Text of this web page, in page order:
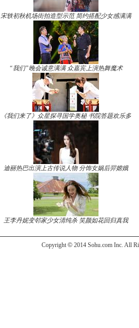
宋轶初秋机场街拍造型示范 简约搭配少女感满满
“我们”晚会诚意满满 众嘉宾上演热舞魔术
《我们来了》众星探寻国学奥秘 书院答题欢乐多
迪丽热巴出演上古传说人物 分饰女娲后羿嫦娥
王李丹妮变邻家少女清纯杀 笑颜如花回归真我
Copyright © 2014 Sohu.com Inc. All